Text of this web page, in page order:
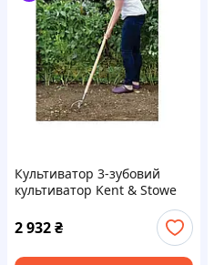
Культиватор 3-зубовий
культиватор Kent & Stowe
2 932₴